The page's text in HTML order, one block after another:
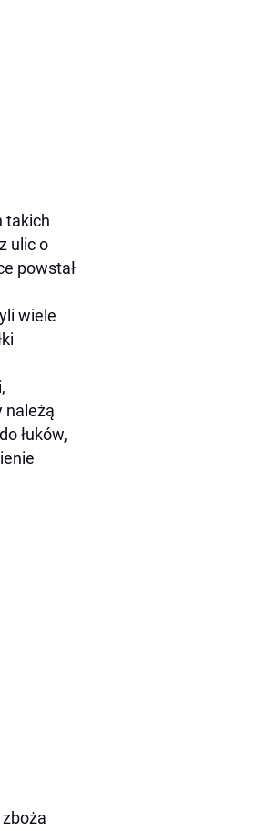
takich
ulic o
powstał
wiele
należą
łuków,